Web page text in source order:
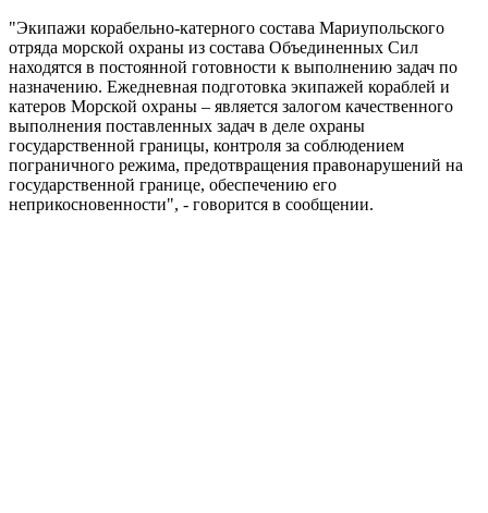
"Экипажи корабельно-катерного состава Мариупольского
отряда морской охраны из состава Объединенных Сил
находятся в постоянной готовности к выполнению задач по
назначению. Ежедневная подготовка экипажей кораблей и
катеров Морской охраны – является залогом качественного
выполнения поставленных задач в деле охраны
государственной границы, контроля за соблюдением
пограничного режима, предотвращения правонарушений на
государственной границе, обеспечению его
неприкосновенности", - говорится в сообщении.